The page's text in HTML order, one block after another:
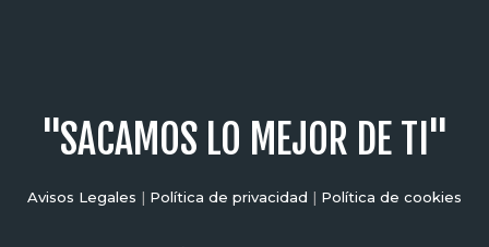
"SACAMOS LO MEJOR DE TI"
Avisos Legales | Política de privacidad | Política de cookies